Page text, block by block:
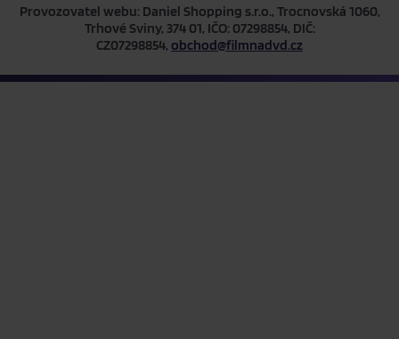
Provozovatel webu: Daniel Shopping s.r.o., Trocnovská 1060,
Trhové Sviny, 374 01, IČO: 07298854, DIČ:
CZ07298854, obchod@filmnadvd.cz